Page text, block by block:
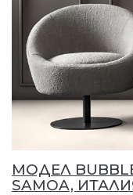
МОДЕЛ
SAMOA,